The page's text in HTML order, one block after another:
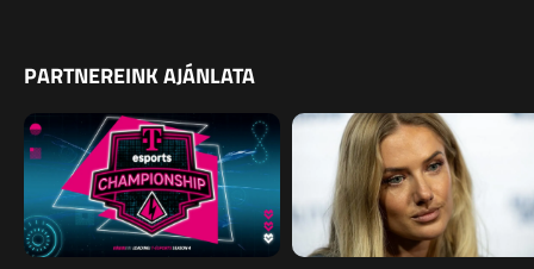
PARTNEREINK AJÁNLATA